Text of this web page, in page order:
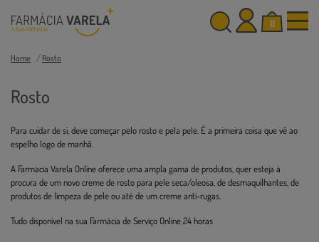
0
Home Rosto
Rosto
Para cuidar de si, deve começar pelo rosto e pela pele. É a primeira coisa que vê ao
espelho logo de manhã.
A Farmacia Varela Online oferece uma ampla gama de produtos, quer esteja à
procura de um novo creme de rosto para pele seca/oleosa, de desmaquilhantes, de
produtos de limpeza de pele ou até de um creme anti-rugas.
Tudo disponível na sua Farmácia de Serviço Online 24 horas